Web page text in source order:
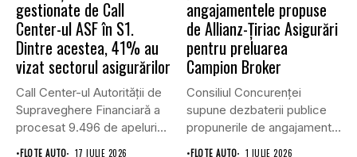
gestionate de Call
Center-ul ASF în S1.
Dintre acestea, 41% au
vizat sectorul asigurărilor
Call Center-ul Autorității de
Supraveghere Financiară a
procesat 9.496 de apeluri
primite...
•FLOTE AUTO 17 IULIE 2026
angajamentele propuse
de Allianz-Ţiriac Asigurări
pentru preluarea
Campion Broker
Consiliul Concurenţei
supune dezbaterii publice
propunerile de angajamente
formulate de Allianz-Ţiriac
•FLOTE AUTO 1 IULIE 2026